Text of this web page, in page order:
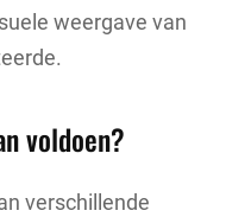
weergave van
voldoen?
verschillende